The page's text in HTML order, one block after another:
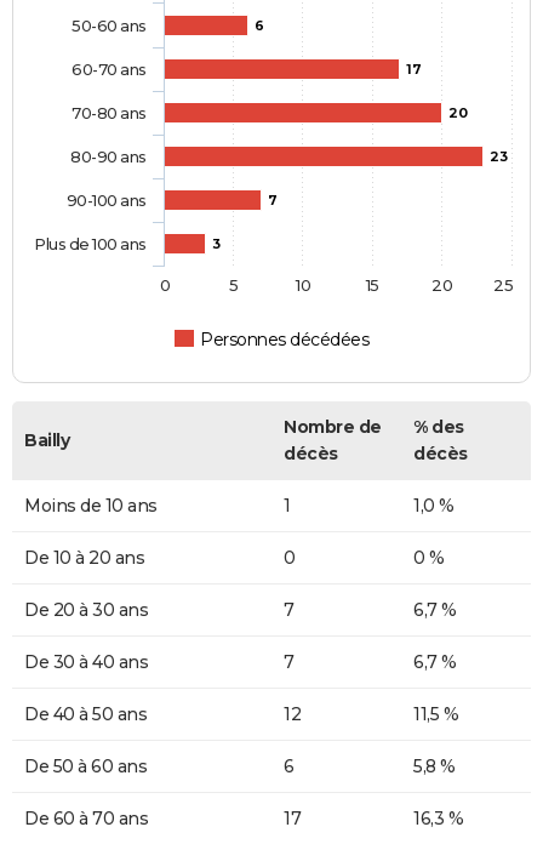
6
17
20
23
7
3
Personnes décédées
50-60 ans
60-70 ans
70-80 ans
80-90 ans
90-100 ans
Plus de 100 ans
0 5 10 15 20 25
Bailly
Nombre de
décès
% des
décès
Moins de 10 ans 1 1,0 %
De 10 à 20 ans 0 0 %
De 20 à 30 ans 7 6,7 %
De 30 à 40 ans 7 6,7 %
De 40 à 50 ans 12 11,5 %
De 50 à 60 ans 6 5,8 %
De 60 à 70 ans 17 16,3 %